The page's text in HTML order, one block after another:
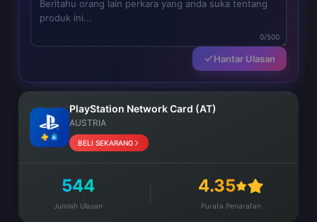
0/500
Hantar Ulasan
PlayStation Network Card (AT)
AUSTRIA
BELI SEKARANG
544
Jumlah Ulasan
4.35
Purata Penarafan